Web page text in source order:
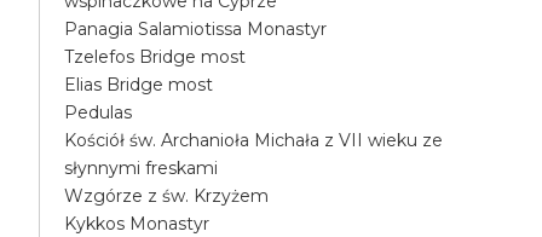
Panagia Salamiotissa Monastyr
Tzelefos Bridge most
Elias Bridge most
Pedulas
Kościół św. Archanioła Michała z VII wieku ze
słynnymi freskami
Wzgórze z św. Krzyżem
Kykkos Monastyr